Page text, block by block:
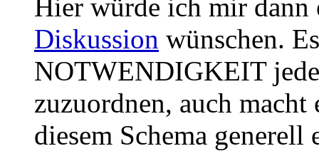
Hier würde ich mir
Diskussion wünschen.
NOTWENDIGKEIT
zuzuordnen, auch macht
diesem Schema